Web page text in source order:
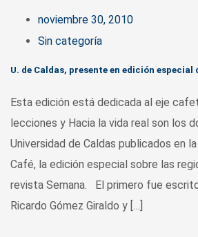
noviembre 30, 2010
Sin categoría
U. de Caldas, presente en edición especial
Esta edición está dedicada al eje
lecciones y Hacia la vida real son los
Universidad de Caldas publicados en
Café, la edición especial sobre las
revista Semana. El primero fue
Ricardo Gómez Giraldo y […]